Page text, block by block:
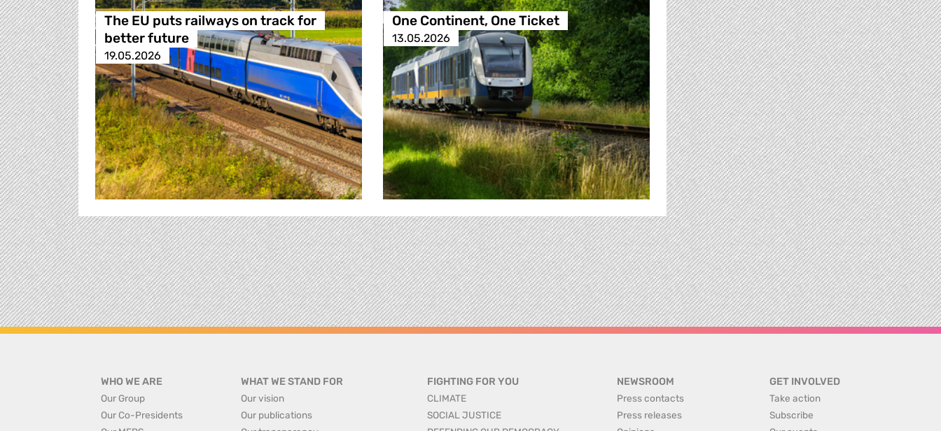
The EU puts railways on track for
better future
19.05.2026
One Continent, One Ticket
13.05.2026
WHO WE ARE
Our Group
Our Co-Presidents
WHAT WE STAND FOR
Our vision
Our publications
FIGHTING FOR YOU
CLIMATE
SOCIAL JUSTICE
NEWSROOM
Press contacts
Press releases
GET INVOLVED
Take action
Subscribe